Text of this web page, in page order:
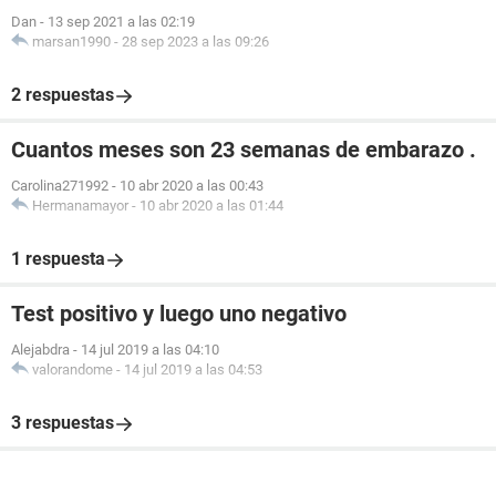
Dan - 13 sep 2021 a las 02:19
marsan1990 - 28 sep 2023 a las 09:26
2 respuestas
Cuantos meses son 23 semanas de embarazo .
Carolina271992 - 10 abr 2020 a las 00:43
Hermanamayor - 10 abr 2020 a las 01:44
1 respuesta
Test positivo y luego uno negativo
Alejabdra - 14 jul 2019 a las 04:10
valorandome - 14 jul 2019 a las 04:53
3 respuestas